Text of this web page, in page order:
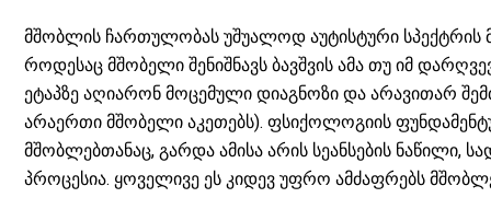
მშობლის ჩართულობას უშუალოდ აუტისტური სპექტრის
როდესაც მშობელი შენიშნავს ბავშვის ამა თუ იმ
ეტაპზე აღიარონ მოცემული დიაგნოზი და არავითარ
არაერთი მშობელი აკეთებს). ფსიქოლოგიის
მშობლებთანაც, გარდა ამისა არის სეანსების
პროცესია. ყოველივე ეს კიდევ უფრო ამძაფრებს